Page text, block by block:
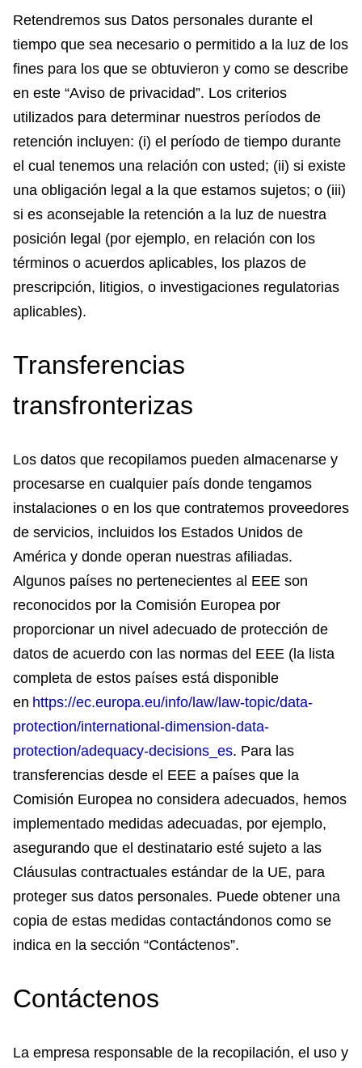
Retendremos sus Datos personales durante el
tiempo que sea necesario o permitido a la luz de los
fines para los que se obtuvieron y como se describe
en este “Aviso de privacidad”. Los criterios
utilizados para determinar nuestros períodos de
retención incluyen: (i) el período de tiempo durante
el cual tenemos una relación con usted; (ii) si existe
una obligación legal a la que estamos sujetos; o (iii)
si es aconsejable la retención a la luz de nuestra
posición legal (por ejemplo, en relación con los
términos o acuerdos aplicables, los plazos de
prescripción, litigios, o investigaciones regulatorias
aplicables).
Transferencias
transfronterizas
Los datos que recopilamos pueden almacenarse y
procesarse en cualquier país donde tengamos
instalaciones o en los que contratemos proveedores
de servicios, incluidos los Estados Unidos de
América y donde operan nuestras afiliadas.
Algunos países no pertenecientes al EEE son
reconocidos por la Comisión Europea por
proporcionar un nivel adecuado de protección de
datos de acuerdo con las normas del EEE (la lista
completa de estos países está disponible
en https://ec.europa.eu/info/law/law-topic/data-
protection/international-dimension-data-
protection/adequacy-decisions_es. Para las
transferencias desde el EEE a países que la
Comisión Europea no considera adecuados, hemos
implementado medidas adecuadas, por ejemplo,
asegurando que el destinatario esté sujeto a las
Cláusulas contractuales estándar de la UE, para
proteger sus datos personales. Puede obtener una
copia de estas medidas contactándonos como se
indica en la sección “Contáctenos”.
Contáctenos
La empresa responsable de la recopilación, el uso y